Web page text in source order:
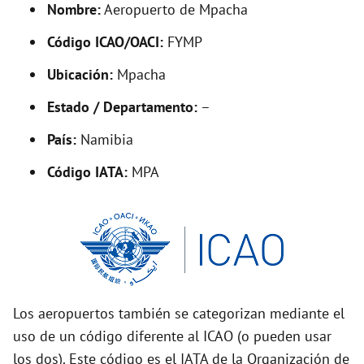
Nombre:Aeropuerto de Mpacha
Código ICAO/OACI: FYMP
Ubicación: Mpacha
Estado / Departamento: –
País: Namibia
Código IATA: MPA
Los aeropuertos también se categorizan mediante el
uso de un código diferente al ICAO (o pueden usar
los dos). Este código es el IATA de la Organización de